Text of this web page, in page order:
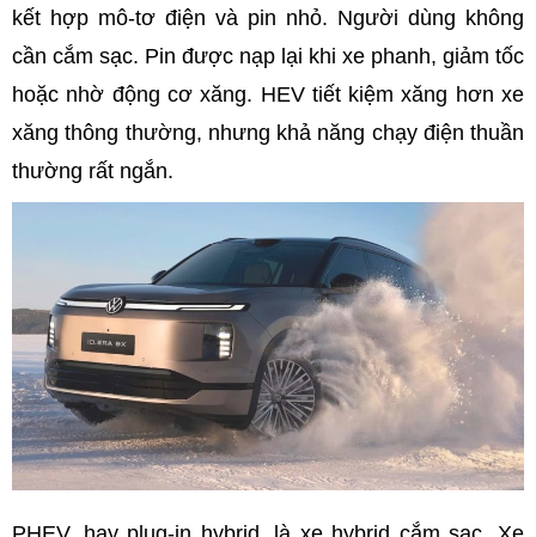
kết hợp mô-tơ điện và pin nhỏ. Người dùng không
cần cắm sạc. Pin được nạp lại khi xe phanh, giảm tốc
hoặc nhờ động cơ xăng. HEV tiết kiệm xăng hơn xe
xăng thông thường, nhưng khả năng chạy điện thuần
thường rất ngắn.